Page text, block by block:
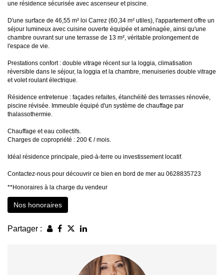
une résidence sécurisée avec ascenseur et piscine.
D'une surface de 46,55 m² loi Carrez (60,34 m² utiles), l'appartement offre un
séjour lumineux avec cuisine ouverte équipée et aménagée, ainsi qu'une
chambre ouvrant sur une terrasse de 13 m², véritable prolongement de
l'espace de vie.
Prestations confort : double vitrage récent sur la loggia, climatisation
réversible dans le séjour, la loggia et la chambre, menuiseries double vitrage
et volet roulant électrique.
Résidence entretenue : façades refaites, étanchéité des terrasses rénovée,
piscine révisée. Immeuble équipé d'un système de chauffage par
thalassothermie.
Chauffage et eau collectifs.
Charges de copropriété : 200 € / mois.
Idéal résidence principale, pied-à-terre ou investissement locatif.
Contactez-nous pour découvrir ce bien en bord de mer au 0628835723
**Honoraires à la charge du vendeur
Nos honoraires
Partager :